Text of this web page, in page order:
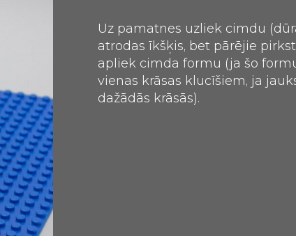
Uz pamatnes uzliek cimdu
atrodas īkšķis, bet pārējie
apliek cimda formu (ja šo
vienas krāsas klucīšiem, ja
dažādās krāsās).